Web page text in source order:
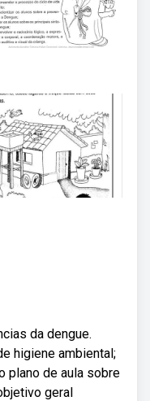
da dengue.
higiene ambiental;
plano de aula sobre
geral